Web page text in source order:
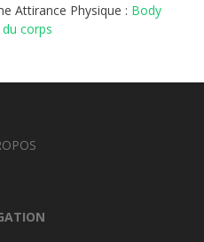
Attirance Physique : Body
corps